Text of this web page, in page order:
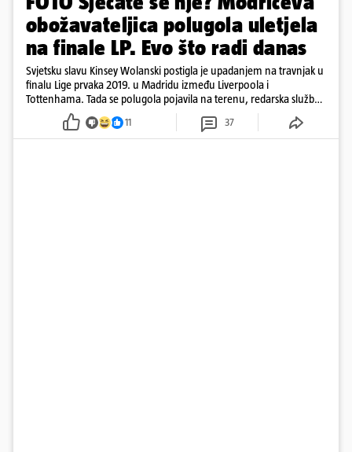
obožavateljica polugola uletjela
na finale LP. Evo što radi danas
Svjetsku slavu Kinsey Wolanski postigla je upadanjem na travnjak u
finalu Lige prvaka 2019. u Madridu između Liverpoola i
Tottenhama. Tada se polugola pojavila na terenu, redarska služba
ju je lovila po travnjaku, a njezine fotografije obišle su svijet.
11 37